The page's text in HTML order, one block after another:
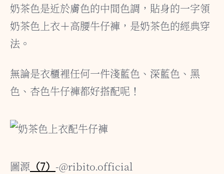
奶茶色是近於膚色的中間色調，貼身的一字領
奶茶色上衣＋高腰牛仔褲，是奶茶色的經典穿
法。
無論是衣櫃裡任何一件淺藍色、深藍色、黑
色、杏色牛仔褲都好搭配呢！
圖源 （7） -@ribito.official